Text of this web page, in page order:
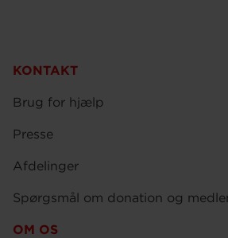
KONTAKT
Brug for hjælp
Presse
Afdelinger
Spørgsmål om donation og
OM OS